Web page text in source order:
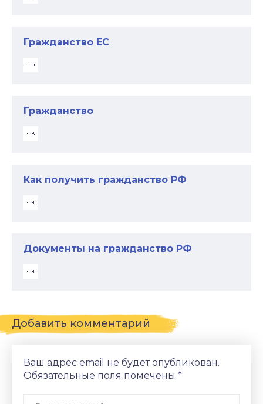
Гражданство ЕС
Гражданство
Как получить гражданство РФ
Документы на гражданство РФ
Добавить комментарий
Ваш адрес email не будет опубликован.
Обязательные поля помечены *